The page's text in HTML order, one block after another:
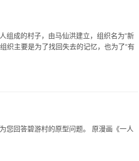
组成的村子，由马仙洪建立，组织名为“新
织主要是为了找回失去的记忆，也为了“有
您回答碧游村的原型问题。 原漫画《一人